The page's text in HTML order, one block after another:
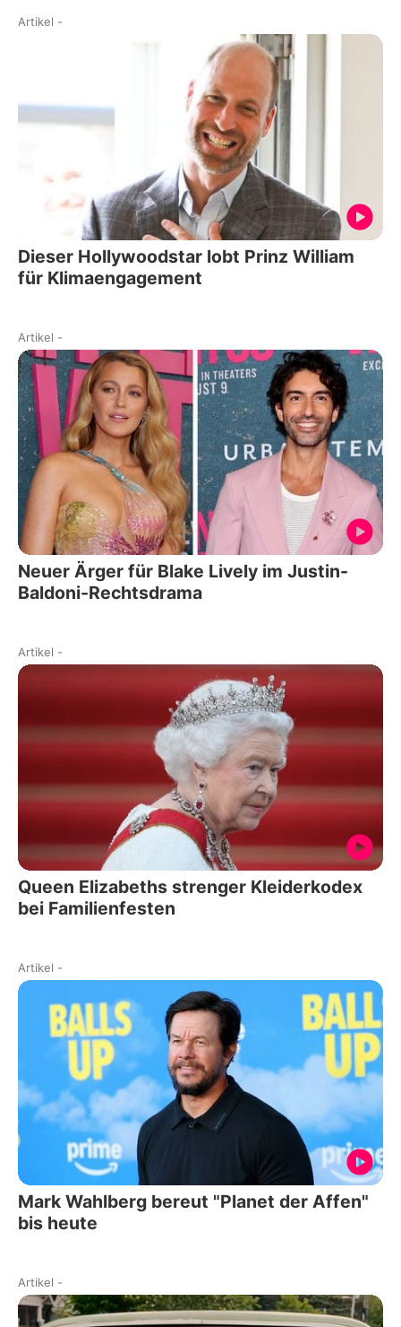
Artikel -
Dieser Hollywoodstar lobt Prinz William
für Klimaengagement
Artikel -
Neuer Ärger für Blake Lively im Justin-
Baldoni-Rechtsdrama
Artikel -
Queen Elizabeths strenger Kleiderkodex
bei Familienfesten
Artikel -
Mark Wahlberg bereut "Planet der Affen"
bis heute
Artikel -